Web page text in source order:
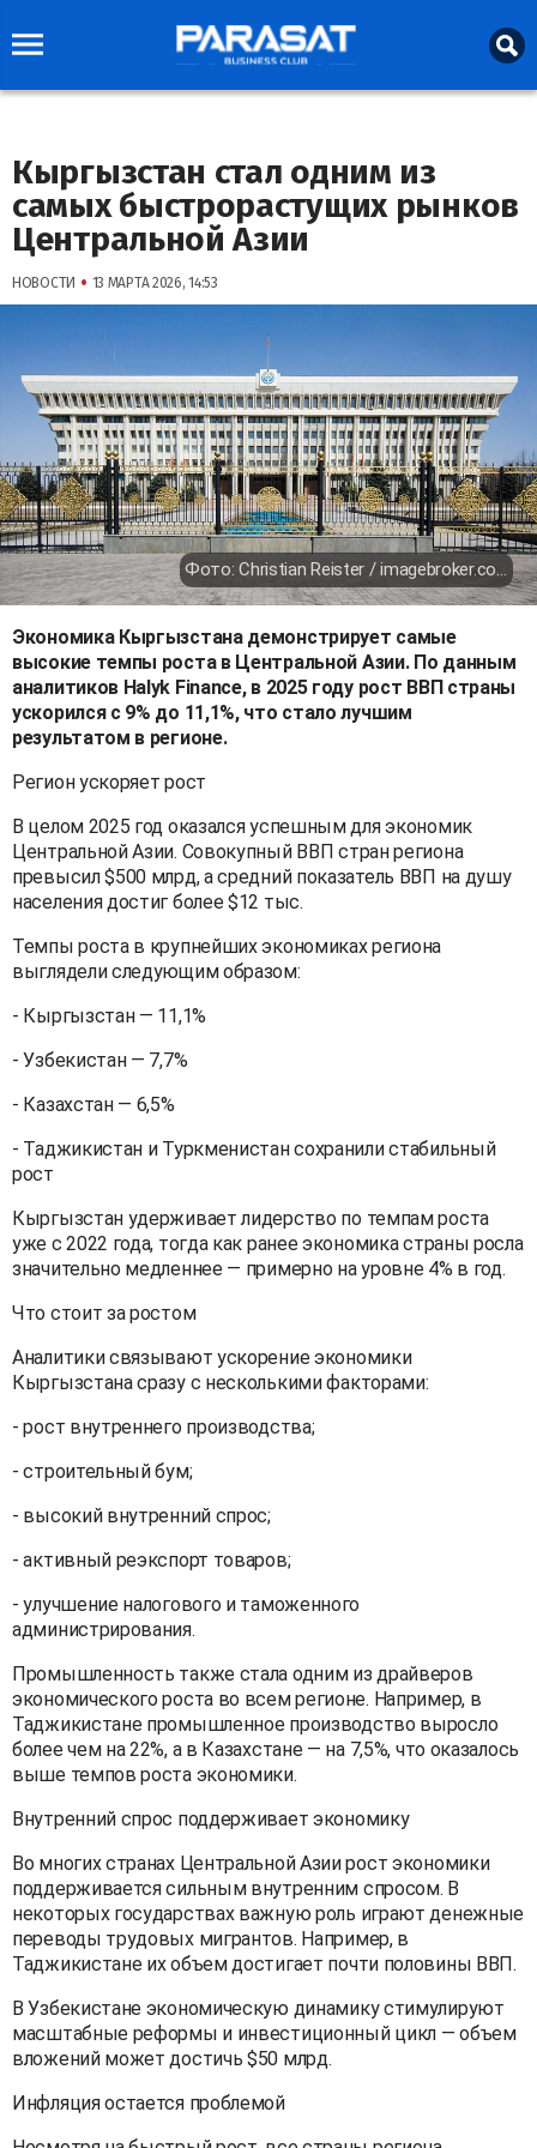
Кыргызстан стал одним из
самых быстрорастущих рынков
Центральной Азии
НОВОСТИ • 13 МАРТА 2026, 14:53
Фото: Christian Reister / imagebroker.com / Global Look Press
Экономика Кыргызстана демонстрирует самые
высокие темпы роста в Центральной Азии. По данным
аналитиков Halyk Finance, в 2025 году рост ВВП страны
ускорился с 9% до 11,1%, что стало лучшим
результатом в регионе.
Регион ускоряет рост
В целом 2025 год оказался успешным для экономик
Центральной Азии. Совокупный ВВП стран региона
превысил $500 млрд, а средний показатель ВВП на душу
населения достиг более $12 тыс.
Темпы роста в крупнейших экономиках региона
выглядели следующим образом:
- Кыргызстан — 11,1%
- Узбекистан — 7,7%
- Казахстан — 6,5%
- Таджикистан и Туркменистан сохранили стабильный
рост
Кыргызстан удерживает лидерство по темпам роста
уже с 2022 года, тогда как ранее экономика страны росла
значительно медленнее — примерно на уровне 4% в год.
Что стоит за ростом
Аналитики связывают ускорение экономики
Кыргызстана сразу с несколькими факторами:
- рост внутреннего производства;
- строительный бум;
- высокий внутренний спрос;
- активный реэкспорт товаров;
- улучшение налогового и таможенного
администрирования.
Промышленность также стала одним из драйверов
экономического роста во всем регионе. Например, в
Таджикистане промышленное производство выросло
более чем на 22%, а в Казахстане — на 7,5%, что оказалось
выше темпов роста экономики.
Внутренний спрос поддерживает экономику
Во многих странах Центральной Азии рост экономики
поддерживается сильным внутренним спросом. В
некоторых государствах важную роль играют денежные
переводы трудовых мигрантов. Например, в
Таджикистане их объем достигает почти половины ВВП.
В Узбекистане экономическую динамику стимулируют
масштабные реформы и инвестиционный цикл — объем
вложений может достичь $50 млрд.
Инфляция остается проблемой